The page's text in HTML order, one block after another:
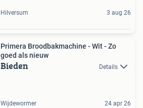
Hilversum 3 aug 26
Primera Broodbakmachine - Wit - Zo
goed als nieuw
Bieden Details
Wijdewormer 24 apr 26